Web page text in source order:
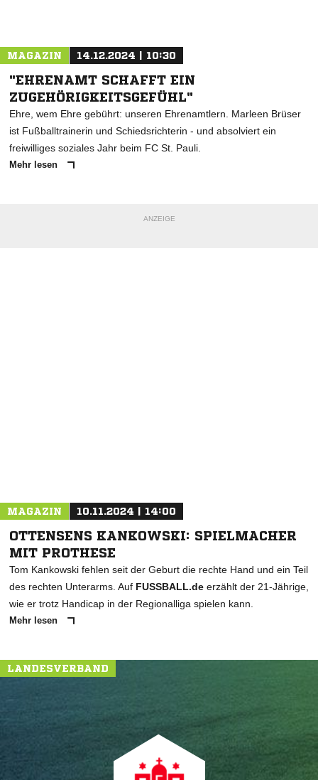
MAGAZIN 14.12.2024 | 10:30
"EHRENAMT SCHAFFT EIN
ZUGEHÖRIGKEITSGEFÜHL"
Ehre, wem Ehre gebührt: unseren Ehrenamtlern. Marleen Brüser
ist Fußballtrainerin und Schiedsrichterin - und absolviert ein
freiwilliges soziales Jahr beim FC St. Pauli.
Mehr lesen
ANZEIGE
MAGAZIN 10.11.2024 | 14:00
OTTENSENS KANKOWSKI: SPIELMACHER
MIT PROTHESE
Tom Kankowski fehlen seit der Geburt die rechte Hand und ein Teil
des rechten Unterarms. Auf FUSSBALL.de erzählt der 21-Jährige,
wie er trotz Handicap in der Regionalliga spielen kann.
Mehr lesen
LANDESVERBAND